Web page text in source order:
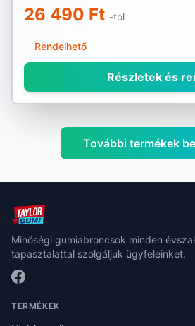
26 490 Ft -tól
Rendelhető
Részletek és
További termékek
Minőségi gumiabroncsok minden
tapasztalattal szolgáljuk ügyfeleinket.
TERMÉKEK